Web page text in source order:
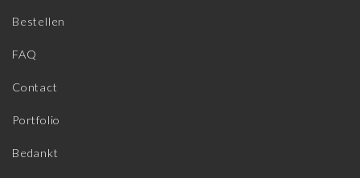
Bestellen
FAQ
Contact
Portfolio
Bedankt